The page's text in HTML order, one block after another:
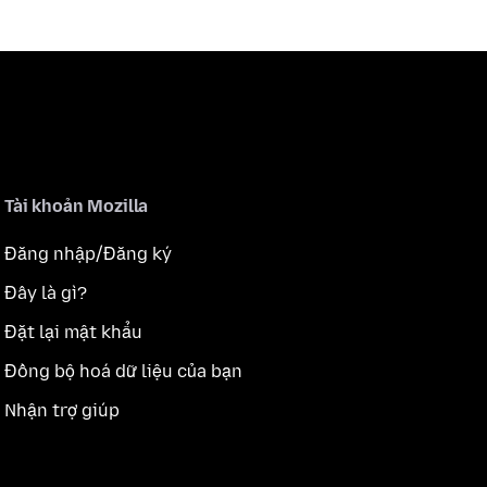
Tài khoản Mozilla
Đăng nhập/Đăng ký
Đây là gì?
Đặt lại mật khẩu
Đồng bộ hoá dữ liệu của bạn
Nhận trợ giúp